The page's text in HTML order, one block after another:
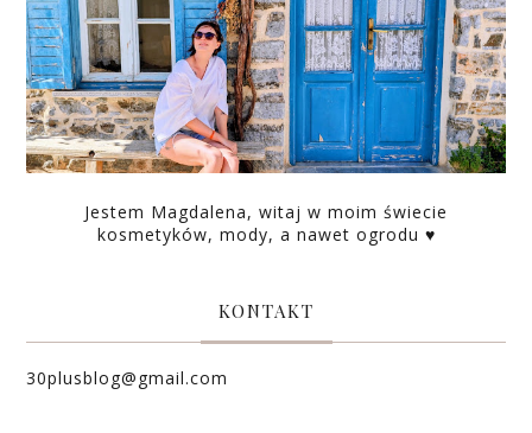
Jestem Magdalena, witaj w moim świecie
kosmetyków, mody, a nawet ogrodu ♥
KONTAKT
30plusblog@gmail.com